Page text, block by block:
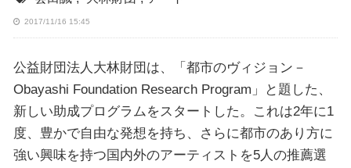
2017/11/16 15:45
公益財団法人大林財団は、「都市のヴィジョン－
Obayashi Foundation Research Program」と題した、
新しい助成プログラムをスタートした。これは2年に1
度、豊かで自由な発想を持ち、さらに都市のあり方に
強い興味を持つ国内外のアーティストを5人の推薦選